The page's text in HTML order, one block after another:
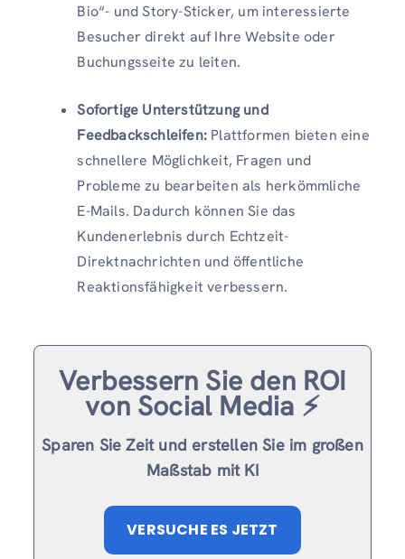
Bio“- und Story-Sticker, um interessierte
Besucher direkt auf Ihre Website oder
Buchungsseite zu leiten.
Sofortige Unterstützung und
Feedbackschleifen: Plattformen bieten eine
schnellere Möglichkeit, Fragen und
Probleme zu bearbeiten als herkömmliche
E-Mails. Dadurch können Sie das
Kundenerlebnis durch Echtzeit-
Direktnachrichten und öffentliche
Reaktionsfähigkeit verbessern.
Verbessern Sie den ROI
von Social Media ⚡️
Sparen Sie Zeit und erstellen Sie im großen
Maßstab mit KI
VERSUCHE ES JETZT